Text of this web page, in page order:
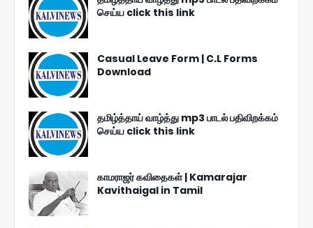
செய்ய click this link
Casual Leave Form | C.L Forms
Download
தமிழ்த்தாய் வாழ்த்து mp3 பாடல் பதிவிறக்கம்
செய்ய click this link
காமராஜர் கவிதைகள் | Kamarajar
Kavithaigal in Tamil